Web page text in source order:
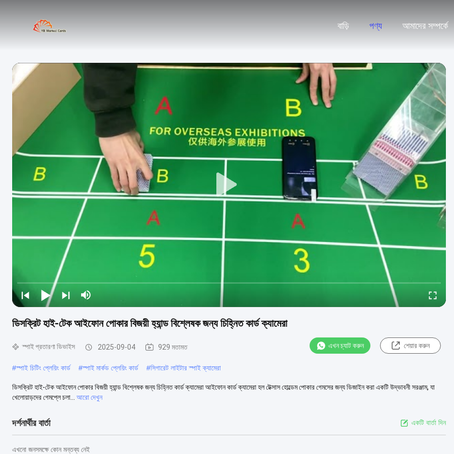
বাড়ি পণ্য আমাদের সম্পর্কে
ডিসক্রিট হাই-টেক আইফোন পোকার বিজয়ী হ্যান্ড বিশ্লেষক জন্য চিহ্নিত কার্ড ক্যামেরা
স্পাই প্রতারণা ডিভাইস 2025-09-04 929 মতামত এখন চ্যাট করুন শেয়ার করুন
#স্পাই চিটিং প্লেয়িং কার্ড #স্পাই মার্কড প্লেয়িং কার্ড #সিগারেট লাইটার স্পাই ক্যামেরা
ডিসক্রিট হাই-টেক আইফোন পোকার বিজয়ী হ্যান্ড বিশ্লেষক জন্য চিহ্নিত কার্ড ক্যামেরা আইফোন কার্ড ক্যামেরা হল টেক্সাস হোল্ডেম পোকার গেমসের জন্য ডিজাইন করা একটি উদ্ভাবনী সরঞ্জাম, যা
খেলোয়াড়দের গেমপ্লে চলা...
আরো দেখুন
দর্শনার্থীর বার্তা একটি বার্তা দিন
এখনো জনসমক্ষে কোন মন্তব্য নেই